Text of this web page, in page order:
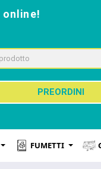
PREORDINI
FUMETTI